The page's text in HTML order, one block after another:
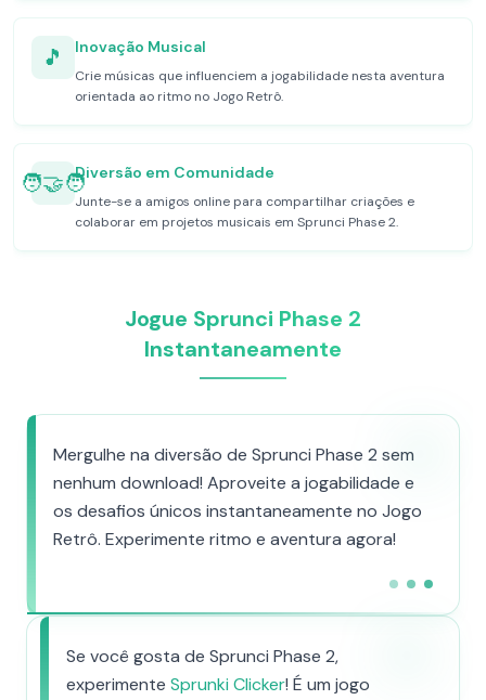
🎵 Inovação Musical
Crie músicas que influenciem a jogabilidade nesta aventura
orientada ao ritmo no Jogo Retrô.
🧑‍🤝‍🧑Diversão em Comunidade
Junte-se a amigos online para compartilhar criações e
colaborar em projetos musicais em Sprunci Phase 2.
Jogue Sprunci Phase 2
Instantaneamente
Mergulhe na diversão de Sprunci Phase 2 sem
nenhum download! Aproveite a jogabilidade e
os desafios únicos instantaneamente no Jogo
Retrô. Experimente ritmo e aventura agora!
Se você gosta de Sprunci Phase 2,
experimente Sprunki Clicker! É um jogo